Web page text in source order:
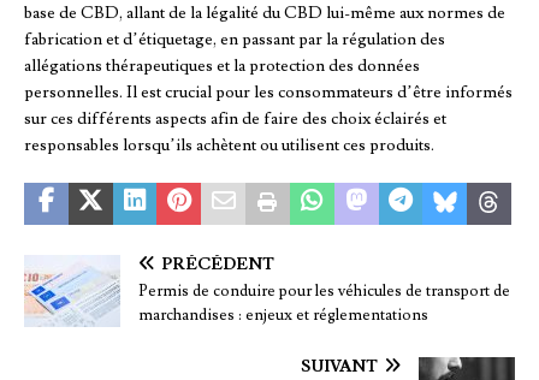
base de CBD, allant de la légalité du CBD lui-même aux normes de
fabrication et d’étiquetage, en passant par la régulation des
allégations thérapeutiques et la protection des données
personnelles. Il est crucial pour les consommateurs d’être informés
sur ces différents aspects afin de faire des choix éclairés et
responsables lorsqu’ils achètent ou utilisent ces produits.
PRÉCÉDENT
Permis de conduire pour les véhicules de transport de
marchandises : enjeux et réglementations
SUIVANT